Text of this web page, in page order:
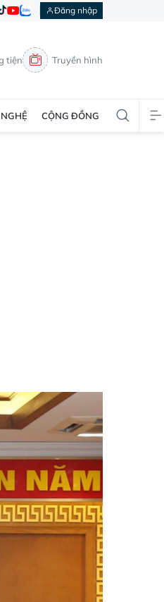
Đăng nhập
tiện Truyền hình
CỘNG ĐỒNG